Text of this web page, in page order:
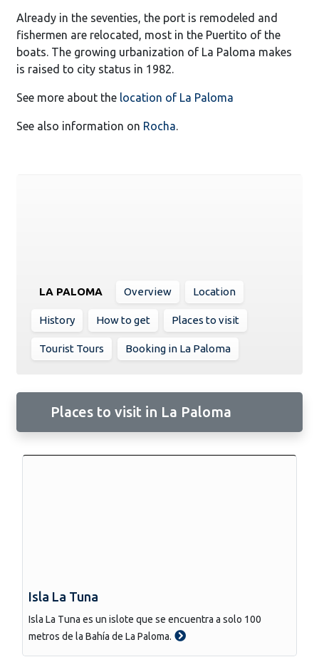
Already in the seventies, the port is remodeled and
fishermen are relocated, most in the Puertito of the
boats. The growing urbanization of La Paloma makes
is raised to city status in 1982.
See more about the location of La Paloma
See also information on Rocha.
LA PALOMA Overview Location
History How to get Places to visit
Tourist Tours Booking in La Paloma
Places to visit in La Paloma
Isla La Tuna
Isla La Tuna es un islote que se encuentra a solo 100
metros de la Bahía de La Paloma.